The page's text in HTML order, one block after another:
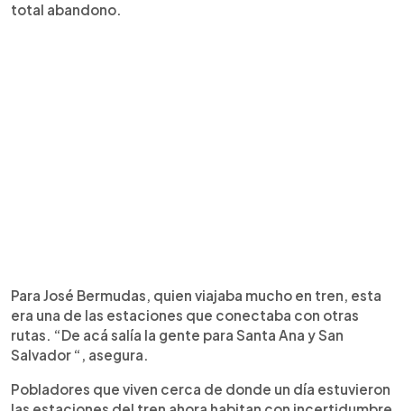
total abandono.
Para José Bermudas, quien viajaba mucho en tren, esta
era una de las estaciones que conectaba con otras
rutas. “De acá salía la gente para Santa Ana y San
Salvador “, asegura.
Pobladores que viven cerca de donde un día estuvieron